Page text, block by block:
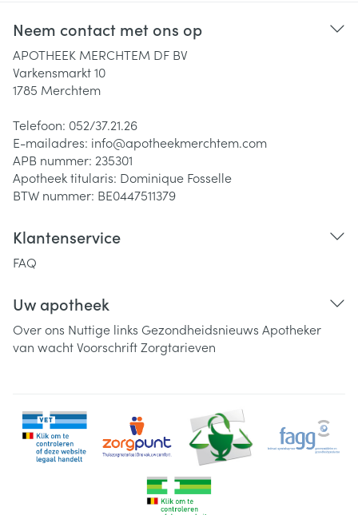
Neem contact met ons op
APOTHEEK MERCHTEM DF BV
Varkensmarkt 10
1785 Merchtem
Telefoon: 052/37.21.26
E-mailadres: info@apotheekmerchtem.com
APB nummer: 235301
Apotheek titularis: Dominique Fosselle
BTW nummer: BE0447511379
Klantenservice
FAQ
Uw apotheek
Over ons Nuttige links Gezondheidsnieuws Apotheker
van wachtVoorschriftZorgtarieven